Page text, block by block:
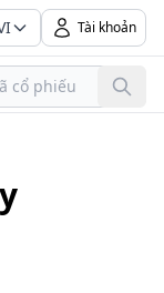
Tài khoản